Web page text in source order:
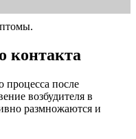
контакта
процесса после
возбудителя в
размножаются и